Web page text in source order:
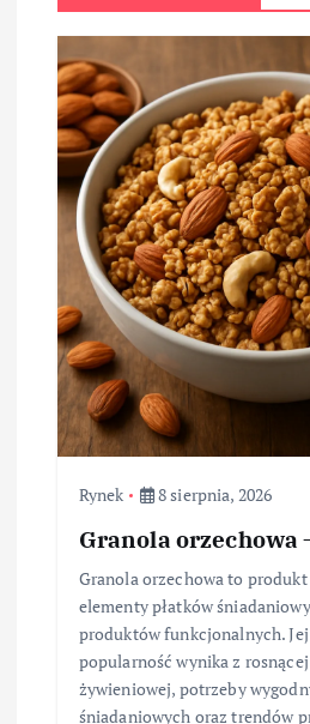
Rynek 8 sierpnia, 2026
Granola orzechowa
Granola orzechowa to produkt
elementy płatków
produktów funkcjonalnych.
popularność wynika z
żywieniowej, potrzeby
śniadaniowych oraz trendów